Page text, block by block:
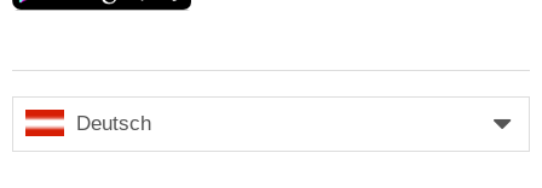
Deutsch